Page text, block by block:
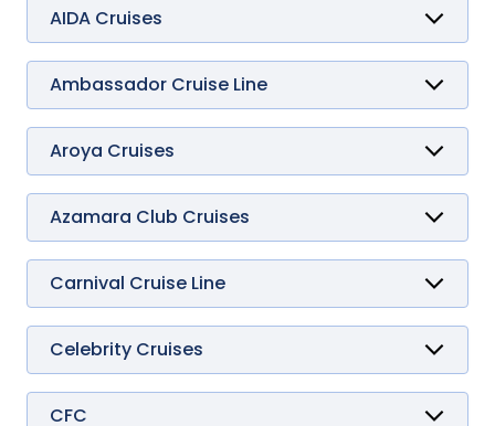
AIDA Cruises
AIDAbella
AIDAblu
AIDAcosma
AIDAluna
AIDAmar
AIDAnova
AIDAperla
AIDAsol
AIDAstella
Ambassador Cruise Line
Ambience
Ambition
Aroya Cruises
Aroya
Azamara Club Cruises
Journey
Onward
Pursuit
Quest
Carnival Cruise Line
Adventure
Breeze
Celebration
Conquest
Dream
Elation
Celebrity Cruises
Apex
Ascent
Beyond
CFC